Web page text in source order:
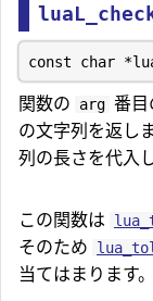
関数の arg 番目
の文字列を返しま
列の長さを代入し
この関数は
そのため
当てはまります。